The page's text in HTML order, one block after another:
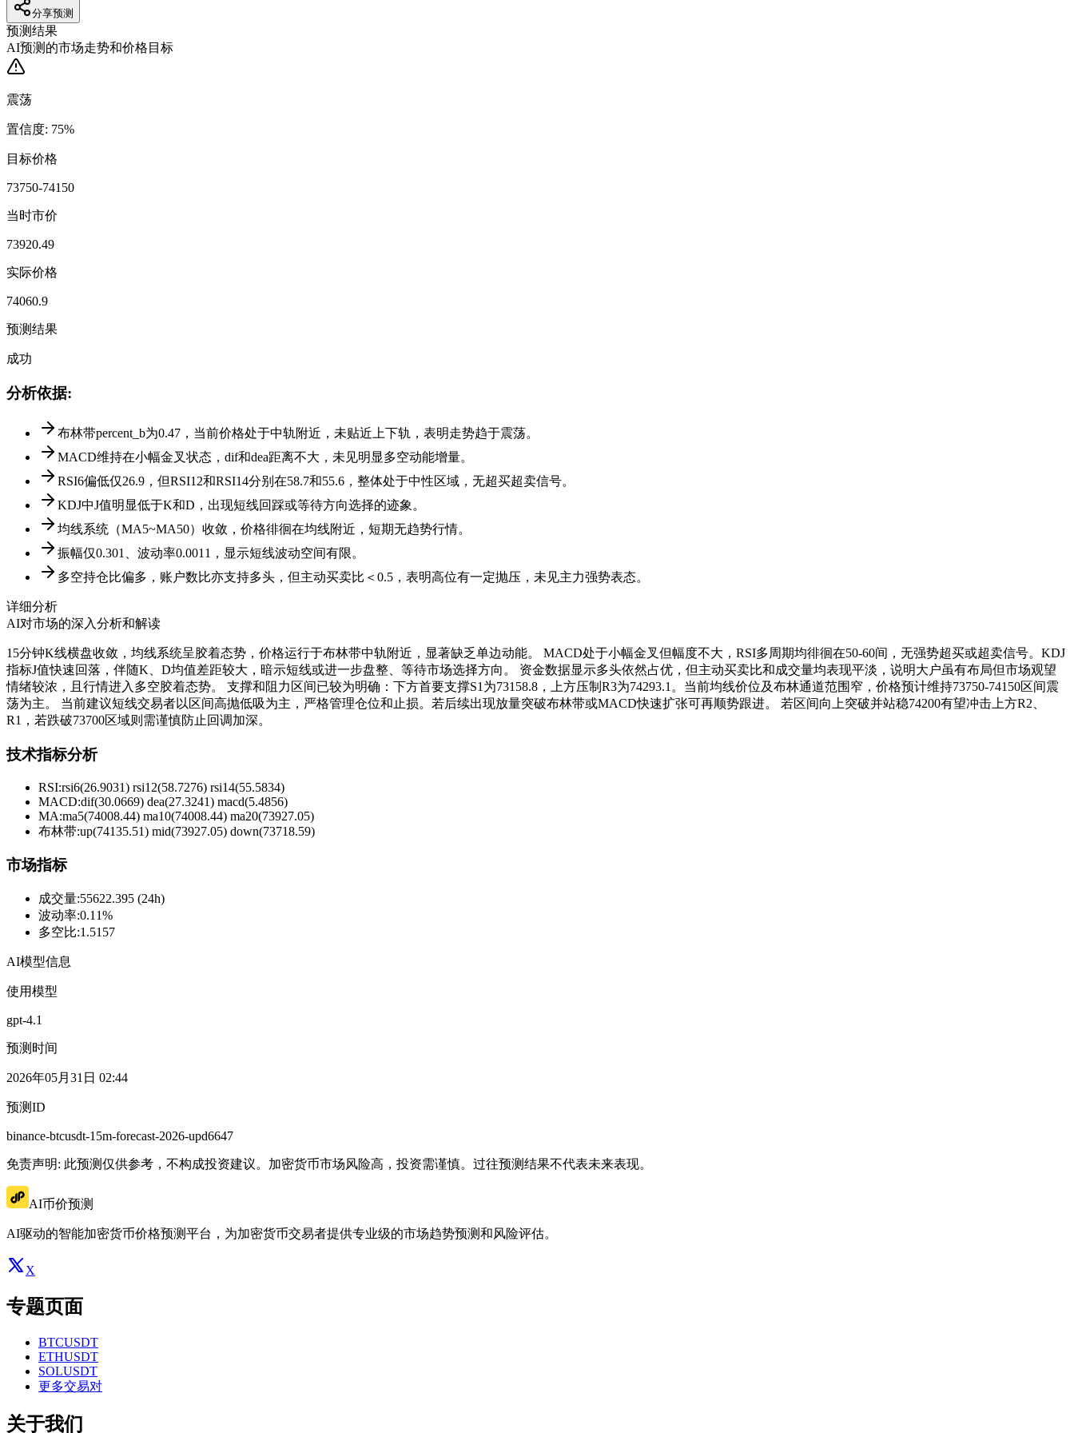
分享预测
预测结果
AI预测的市场走势和价格目标
震荡
置信度: 75%
目标价格
73750-74150
当时市价
73920.49
实际价格
74060.9
预测结果
成功
分析依据:
布林带percent_b为0.47，当前价格处于中轨附近，未贴近上下轨，表明走势趋于震荡。
MACD维持在小幅金叉状态，dif和dea距离不大，未见明显多空动能增量。
RSI6偏低仅26.9，但RSI12和RSI14分别在58.7和55.6，整体处于中性区域，无超买超卖信号。
KDJ中J值明显低于K和D，出现短线回踩或等待方向选择的迹象。
均线系统（MA5~MA50）收敛，价格徘徊在均线附近，短期无趋势行情。
振幅仅0.301、波动率0.0011，显示短线波动空间有限。
多空持仓比偏多，账户数比亦支持多头，但主动买卖比＜0.5，表明高位有一定抛压，未见主力强势表态。
详细分析
AI对市场的深入分析和解读
15分钟K线横盘收敛，均线系统呈胶着态势，价格运行于布林带中轨附近，显著缺乏单边动能。 MACD处于小幅金叉但幅度不大，RSI多周期均徘徊在50-60间，无强势超买或超卖信号。KDJ
指标J值快速回落，伴随K、D均值差距较大，暗示短线或进一步盘整、等待市场选择方向。 资金数据显示多头依然占优，但主动买卖比和成交量均表现平淡，说明大户虽有布局但市场观望
情绪较浓，且行情进入多空胶着态势。 支撑和阻力区间已较为明确：下方首要支撑S1为73158.8，上方压制R3为74293.1。当前均线价位及布林通道范围窄，价格预计维持73750-74150区间震
荡为主。 当前建议短线交易者以区间高抛低吸为主，严格管理仓位和止损。若后续出现放量突破布林带或MACD快速扩张可再顺势跟进。 若区间向上突破并站稳74200有望冲击上方R2、
R1，若跌破73700区域则需谨慎防止回调加深。
技术指标分析
RSI:rsi6(26.9031) rsi12(58.7276) rsi14(55.5834)
MACD:dif(30.0669) dea(27.3241) macd(5.4856)
MA:ma5(74008.44) ma10(74008.44) ma20(73927.05)
布林带:up(74135.51) mid(73927.05) down(73718.59)
市场指标
成交量:55622.395 (24h)
波动率:0.11%
多空比:1.5157
AI模型信息
使用模型
gpt-4.1
预测时间
2026年05月31日 02:44
预测ID
binance-btcusdt-15m-forecast-2026-upd6647
免责声明: 此预测仅供参考，不构成投资建议。加密货币市场风险高，投资需谨慎。过往预测结果不代表未来表现。
AI币价预测
AI驱动的智能加密货币价格预测平台，为加密货币交易者提供专业级的市场趋势预测和风险评估。
X
专题页面
BTCUSDT
ETHUSDT
SOLUSDT
更多交易对
关于我们